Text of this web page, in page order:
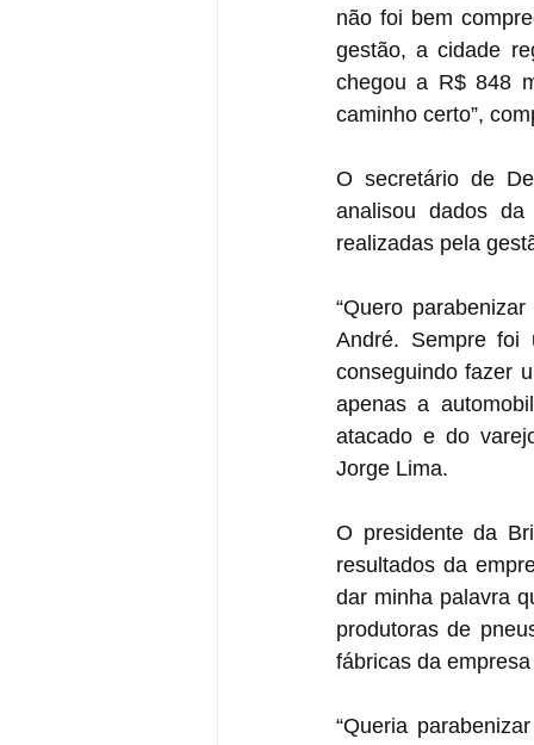
não foi bem
gestão, a cidade
chegou a R$ 848
caminho certo”,
O secretário de
analisou dados
realizadas pela
“Quero
André. Sempre foi
conseguindo fazer
apenas a
atacado e do
Jorge Lima.
O presidente da
resultados da
dar minha palavra
produtoras de
fábricas da
“Queria